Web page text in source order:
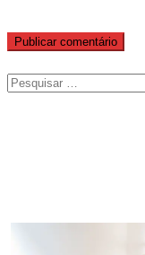
Pesquisar
por: